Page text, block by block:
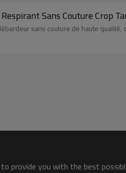
Sans Couture Crop
sans couture de haute qualité,
provide you with the best